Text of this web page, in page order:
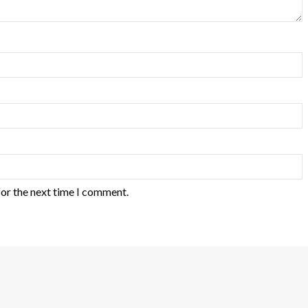
the next time I comment.